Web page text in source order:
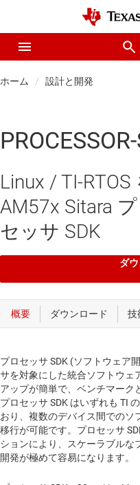
ホーム 設計と開発
Linux / TI-RTOS
AM57x Sitara
セッサ SDK
ダ
プロセッサ SDK (ソフトウェア
サを対象にした統合ソフトウェ
アップが簡単で、ベンチマーク
プロセッサ SDK はいずれも TI
おり、複数のデバイス間でのソ
移行が可能です。プロセッサ
ションにより、スケーラブルな
開発が極めて容易になります。